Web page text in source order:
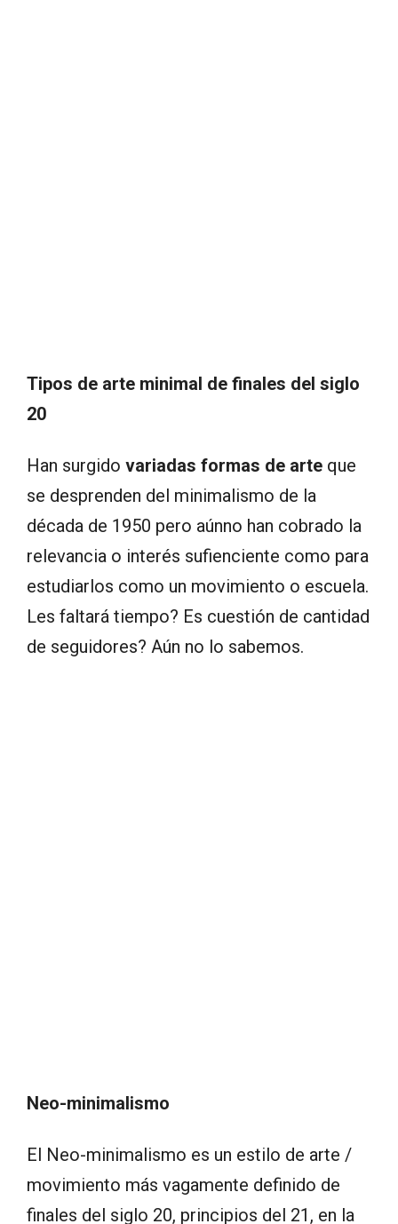
Tipos de arte minimal de finales del siglo
20
Han surgido variadas formas de arte que
se desprenden del minimalismo de la
década de 1950 pero aúnno han cobrado la
relevancia o interés sufienciente como para
estudiarlos como un movimiento o escuela.
Les faltará tiempo? Es cuestión de cantidad
de seguidores? Aún no lo sabemos.
Neo-minimalismo
El Neo-minimalismo es un estilo de arte /
movimiento más vagamente definido de
finales del siglo 20, principios del 21, en la